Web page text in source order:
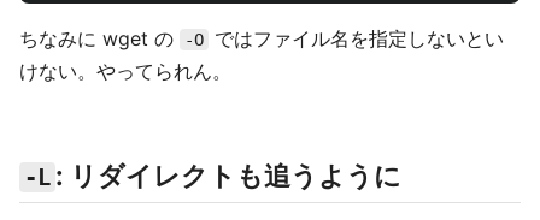
ちなみに wget の -O
ではファイル名を指定しないとい
けない。やってられん。
-L : リダイレクトも追うように